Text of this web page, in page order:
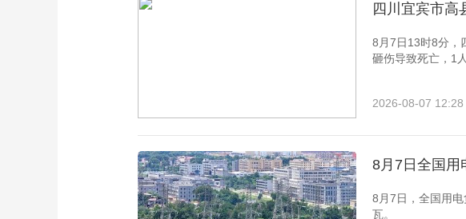
四川宜宾市高
8月7日13时8分，
砸伤导致死亡，1
2026-08-07 12:28
8月7日全国用
8月7日，全国用
瓦。